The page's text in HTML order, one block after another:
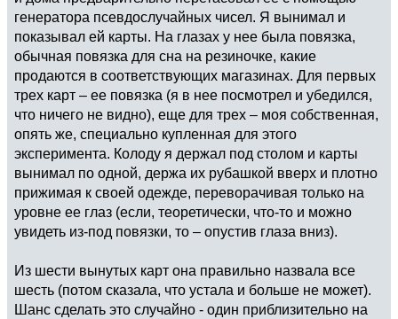
генератора псевдослучайных чисел. Я вынимал и
показывал ей карты. На глазах у нее была повязка,
обычная повязка для сна на резиночке, какие
продаются в соответствующих магазинах. Для первых
трех карт – ее повязка (я в нее посмотрел и убедился,
что ничего не видно), еще для трех – моя собственная,
опять же, специально купленная для этого
эксперимента. Колоду я держал под столом и карты
вынимал по одной, держа их рубашкой вверх и плотно
прижимая к своей одежде, переворачивая только на
уровне ее глаз (если, теоретически, что-то и можно
увидеть из-под повязки, то – опустив глаза вниз).
Из шести вынутых карт она правильно назвала все
шесть (потом сказала, что устала и больше не может).
Шанс сделать это случайно - один приблизительно на